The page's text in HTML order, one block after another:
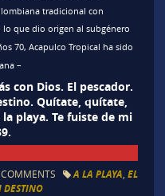
tradicional con
que dio origen al subgénero
70, Acapulco Tropical ha sido
–
con Dios. El pescador.
Quítate, quítate,
playa. Te fuiste de mi
A LA PLAYA EL
DESTINO